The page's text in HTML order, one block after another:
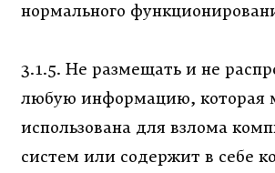
нормального
3.1.5. Не размещать и не
любую информацию, которая
использована для взлома
систем или содержит в себе